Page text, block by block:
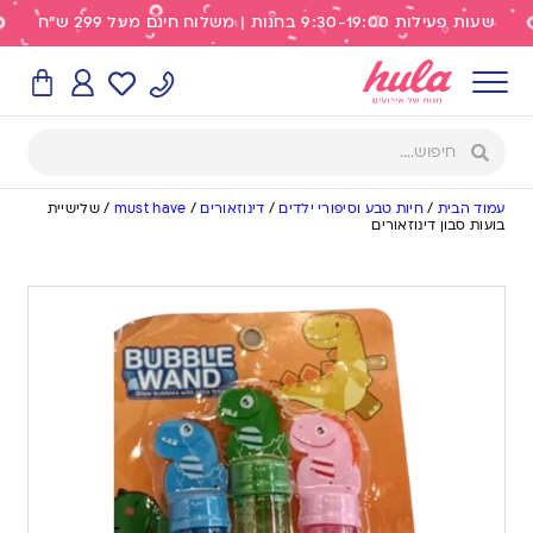
שעות פעילות 9:30-19:00 בחנות | משלוח חינם מעל 299 ש"ח
עמוד הבית /חיות טבע וסיפורי ילדים / דינוזאורים /
must have
/שלישיית
בועות סבון דינוזאורים